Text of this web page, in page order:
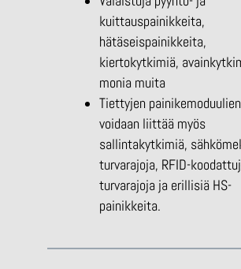
kuittauspainikkeita,
hätäseispainikkeita,
kiertokytkimiä,
monia muita
Tiettyjen
voidaan liittää myös
sallintakytkimiä,
turvarajoja, RFID-
turvarajoja ja erillisiä HS-
painikkeita.